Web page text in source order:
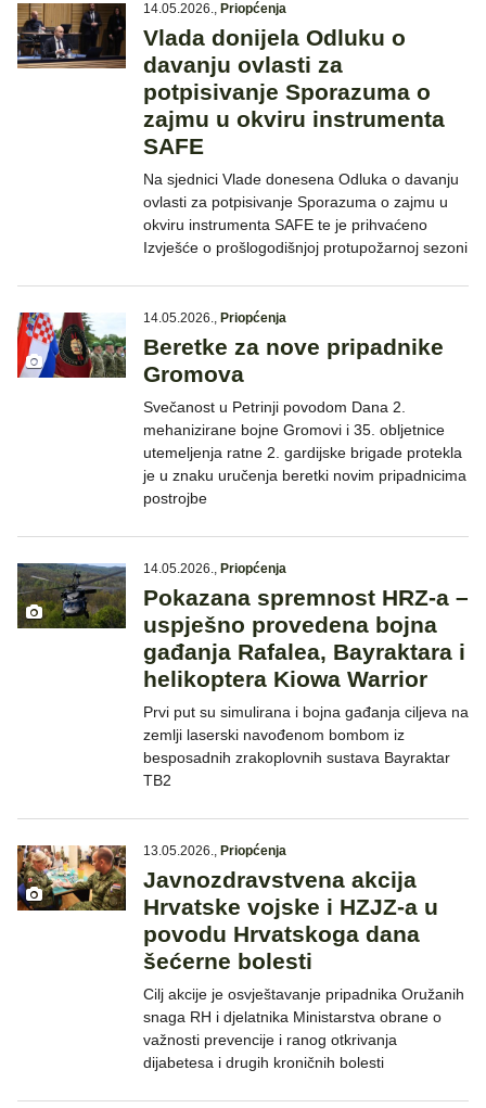
14.05.2026., Priopćenja
Vlada donijela Odluku o
davanju ovlasti za
potpisivanje Sporazuma o
zajmu u okviru instrumenta
SAFE
Na sjednici Vlade donesena Odluka o davanju
ovlasti za potpisivanje Sporazuma o zajmu u
okviru instrumenta SAFE te je prihvaćeno
Izvješće o prošlogodišnjoj protupožarnoj sezoni
14.05.2026., Priopćenja
Beretke za nove pripadnike
Gromova
Svečanost u Petrinji povodom Dana 2.
mehanizirane bojne Gromovi i 35. obljetnice
utemeljenja ratne 2. gardijske brigade protekla
je u znaku uručenja beretki novim pripadnicima
postrojbe
14.05.2026., Priopćenja
Pokazana spremnost HRZ-a –
uspješno provedena bojna
gađanja Rafalea, Bayraktara i
helikoptera Kiowa Warrior
Prvi put su simulirana i bojna gađanja ciljeva na
zemlji laserski navođenom bombom iz
besposadnih zrakoplovnih sustava Bayraktar
TB2
13.05.2026., Priopćenja
Javnozdravstvena akcija
Hrvatske vojske i HZJZ-a u
povodu Hrvatskoga dana
šećerne bolesti
Cilj akcije je osvještavanje pripadnika Oružanih
snaga RH i djelatnika Ministarstva obrane o
važnosti prevencije i ranog otkrivanja
dijabetesa i drugih kroničnih bolesti